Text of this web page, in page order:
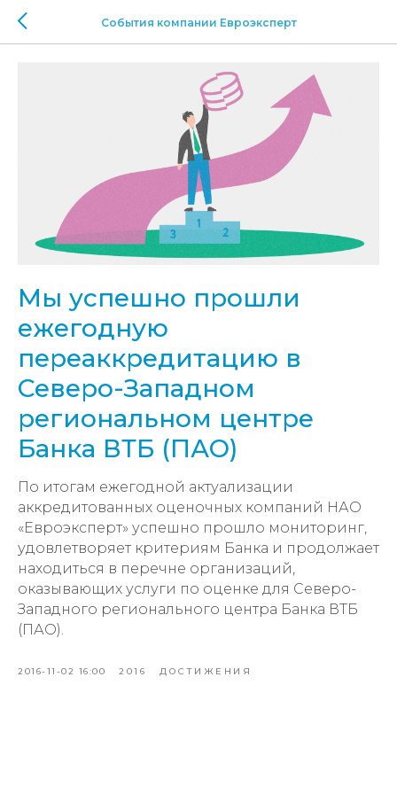
События компании Евроэксперт
Мы успешно прошли
ежегодную
переаккредитацию в
Северо-Западном
региональном центре
Банка ВТБ (ПАО)
По итогам ежегодной актуализации
аккредитованных оценочных компаний НАО
«Евроэксперт» успешно прошло мониторинг,
удовлетворяет критериям Банка и продолжает
находиться в перечне организаций,
оказывающих услуги по оценке для Северо-
Западного регионального центра Банка ВТБ
(ПАО).
2016-11-02 16:00 2016 ДОСТИЖЕНИЯ